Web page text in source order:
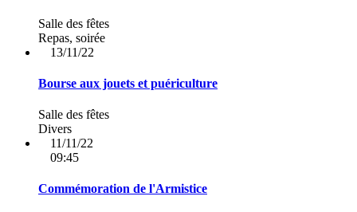
Salle des fêtes
Repas, soirée
13/11/22
Bourse aux jouets et puériculture
Salle des fêtes
Divers
11/11/22
09:45
Commémoration de l'Armistice